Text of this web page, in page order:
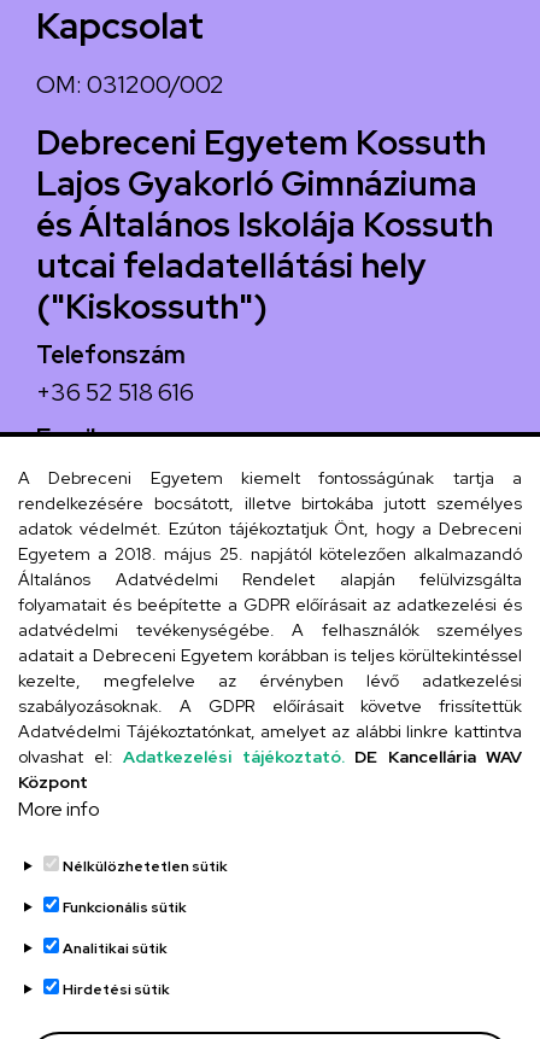
Kapcsolat
OM: 031200/002
Debreceni Egyetem Kossuth
Lajos Gyakorló Gimnáziuma
és Általános Iskolája Kossuth
utcai feladatellátási hely
("Kiskossuth")
Telefonszám
+36 52 518 616
Email
iskola@kossuth-alt.unideb.hu
Cím
4024 Debrecen, Kossuth utca 33.
Szervezeti telefonkönyv
UD telefonkönyv
Adatvédelem
Adatvédelem
A Debreceni Egyetem kiemelt fontosságúnak tartja a
rendelkezésére bocsátott, illetve birtokába jutott személyes
adatok védelmét. Ezúton tájékoztatjuk Önt, hogy a Debreceni
Egyetem a 2018. május 25. napjától kötelezően alkalmazandó
Általános Adatvédelmi Rendelet alapján felülvizsgálta
folyamatait és beépítette a GDPR előírásait az adatkezelési és
adatvédelmi tevékenységébe. A felhasználók személyes
adatait a Debreceni Egyetem korábban is teljes körültekintéssel
kezelte, megfelelve az érvényben lévő adatkezelési
szabályozásoknak. A GDPR előírásait követve frissítettük
Adatvédelmi Tájékoztatónkat, amelyet az alábbi linkre kattintva
olvashat el: Adatkezelési tájékoztató. DE Kancellária WAV
Központ
More info
Nélkülözhetetlen sütik
Funkcionális sütik
Analitikai sütik
Hirdetési sütik